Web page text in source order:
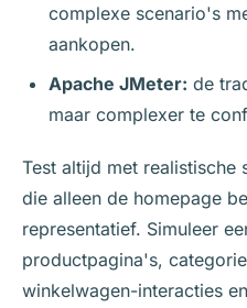
complexe scenario's
aankopen.
Apache JMeter: de
maar complexer te
Test altijd met realistische
die alleen de homepage
representatief. Simuleer
productpagina's,
winkelwagen-interacties